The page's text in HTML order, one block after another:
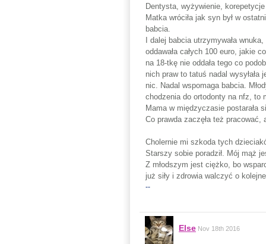
Dentysta, wyżywienie,
Matka wróciła jak syn był w
babcia.
I dalej babcia utrzymywała
oddawała całych 100 euro, jakie
na 18-tkę nie oddała tego co
nich praw to tatuś nadal
nic. Nadal wspomaga babcia.
chodzenia do ortodonty na nfz, to
Mama w międzyczasie postarała
Co prawda zaczęła też
Cholernie mi szkoda tych
Starszy sobie poradził. Mój mąż
Z młodszym jest ciężko, bo
już siły i zdrowia walczyć o
--
Else Nov 18th 2016